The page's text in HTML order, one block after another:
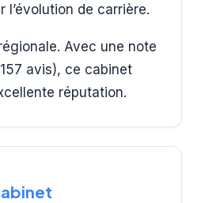
l’évolution de carrière.
Avec une note
avis), ce cabinet
réputation.